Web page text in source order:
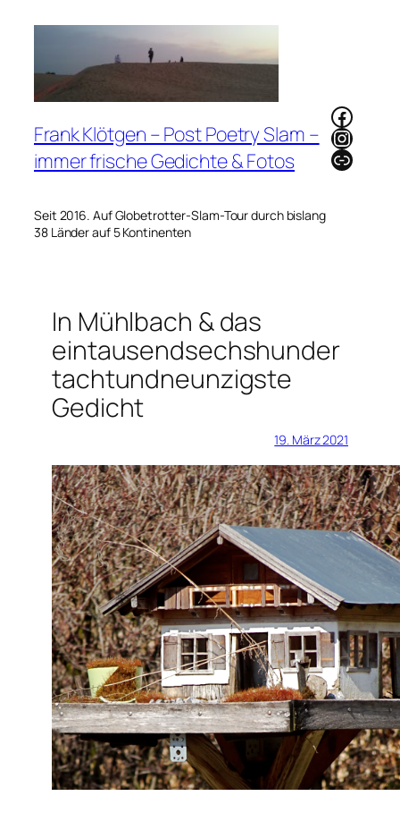
Frank Klötgen – Post Poetry Slam –
immer frische Gedichte & Fotos
Seit 2016. Auf Globetrotter-Slam-Tour durch bislang
38 Länder auf 5 Kontinenten
Link
In Mühlbach & das
eintausendsechshunder
tachtundneunzigste
Gedicht
19. März 2021